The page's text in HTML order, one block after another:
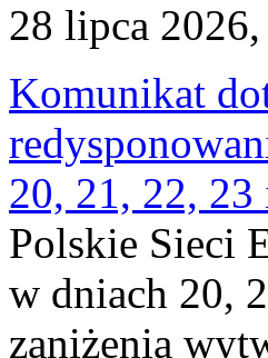
28 lipca
Komunikat
20, 21, 22,
Polskie Sieci
w dniach 20,
zaniżenia